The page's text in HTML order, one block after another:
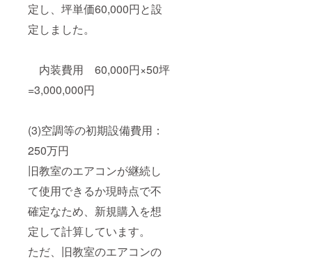
定し、坪単価60,000円と設
定しました。
内装費用 60,000円×50坪
=3,000,000円
(3)空調等の初期設備費用：
250万円
旧教室のエアコンが継続し
て使用できるか現時点で不
確定なため、新規購入を想
定して計算しています。
ただ、旧教室のエアコンの